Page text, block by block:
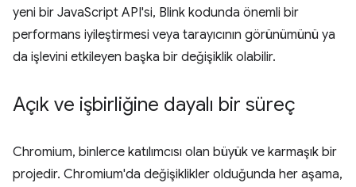
yeni bir JavaScript API'si, Blink kodunda önemli bir
performans iyileştirmesi veya tarayıcının görünümünü ya
da işlevini etkileyen başka bir değişiklik olabilir.
Açık ve işbirliğine dayalı bir süreç
Chromium, binlerce katılımcısı olan büyük ve karmaşık bir
projedir. Chromium'da değişiklikler olduğunda her aşama,